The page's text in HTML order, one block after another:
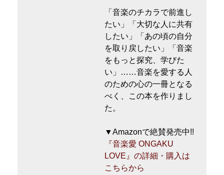
「音楽のチカラで前進し
たい」「大切な人に共有
したい」「あの頃の自分
を取り戻したい」「音楽
をもっと探究、学びた
い」……音楽を愛する人
のための心の一冊となる
べく、この本を作りまし
た。
▼Amazonで絶賛発売中!!
『音楽愛 ONGAKU
LOVE』の詳細・購入は
こちらから